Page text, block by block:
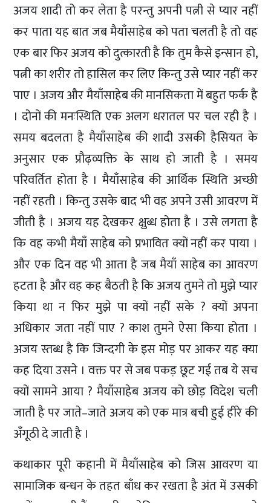
अजय शादी तो कर लेता है परन्तु अपनी पत्नी से प्यार नहीं
कर पाता यह बात जब मैयाँसाहेब को पता चलती है तो वह
एक बार फिर अजय को दुत्कारती है कि तुम कैसे इन्सान हो,
पत्नी का शरीर तो हासिल कर लिए किन्तु उसे प्यार नहीं कर
पाए । अजय और मैयाँसाहेब की मानसिकता में बहुत फर्क है
। दोनों की मनःस्थिति एक अलग धरातल पर चल रही है ।
समय बदलता है मैयाँसाहेब की शादी उसकी हैसियत के
अनुसार एक प्रौढ़व्यक्ति के साथ हो जाती है । समय
परिवर्तित होता है । मैयाँसाहेब की आर्थिक स्थिति अच्छी
नहीं रहती । किन्तु उसके बाद भी वह अपने उसी आवरण में
जीती है । अजय यह देखकर क्षुब्ध होता है । उसे लगता है
कि वह कभी मैयाँ साहेब को प्रभावित क्यों नहीं कर पाया ।
और एक दिन वह भी आता है जब मैयाँ साहेब का आवरण
हटता है और वह कह बैठती है कि अजय तुमने तो मुझे प्यार
किया था न फिर मुझे पा क्यों नहीं सके ? क्यों अपना
अधिकार जता नहीं पाए ? काश तुमने ऐसा किया होता ।
अजय स्तब्ध है कि जिन्दगी के इस मोड़ पर आकर यह क्या
कह दिया उसने । वक्त पर से जब पकड़ छूट गई तब ये सच
क्यों सामने आया ? मैयाँसाहेब अजय को छोड़ विदेश चली
जाती है पर जाते–जाते अजय को एक मात्र बची हुई हीरे की
अँगूठी दे जाती है ।
कथाकार पूरी कहानी में मैयाँसाहेब को जिस आवरण या
सामाजिक बन्धन के तहत बाँध कर रखता है अंत में उसकी